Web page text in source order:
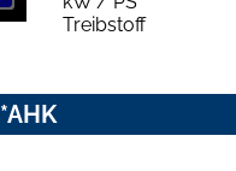
Treibstoff